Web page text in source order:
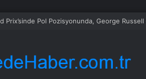
yayılma planı